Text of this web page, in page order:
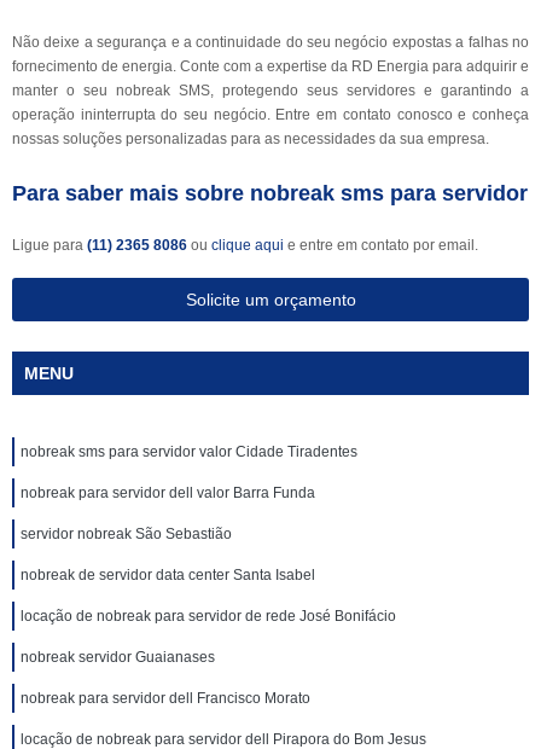
Não deixe a segurança e a continuidade do seu negócio expostas a falhas no
fornecimento de energia. Conte com a expertise da RD Energia para adquirir e
manter o seu nobreak SMS, protegendo seus servidores e garantindo a
operação ininterrupta do seu negócio. Entre em contato conosco e conheça
nossas soluções personalizadas para as necessidades da sua empresa.
Para saber mais sobre nobreak sms para servidor
Ligue para (11) 2365 8086 ou clique aqui e entre em contato por email.
Solicite um orçamento
MENU
nobreak sms para servidor valor Cidade Tiradentes
nobreak para servidor dell valor Barra Funda
servidor nobreak São Sebastião
nobreak de servidor data center Santa Isabel
locação de nobreak para servidor de rede José Bonifácio
nobreak servidor Guaianases
nobreak para servidor dell Francisco Morato
locação de nobreak para servidor dell Pirapora do Bom Jesus